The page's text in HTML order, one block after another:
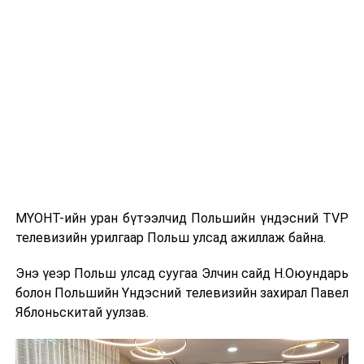
Энэхүү арга хэмжээ нь Монгол Улсыг олон улсад
сурталчлах, хил дамнасан аялал жуулчлалын хамтын
урсгалыг нэмэгдүүлэхэд чухал ач холбогдолтой юм.
МҮОНТ-ийн уран бүтээлчид Польшийн үндэсний TVP
телевизийн урилгаар Польш улсад ажиллаж байна.
Энэ үеэр Польш улсад суугаа Элчин сайд Н.Оюундарь
болон Польшийн Үндэсний телевизийн захирал Павел
Яблоньскитай уулзав.